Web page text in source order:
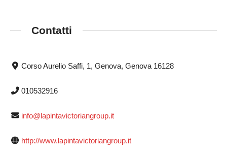
Contatti
Corso Aurelio Saffi, 1, Genova, Genova 16128
010532916
info@lapintavictoriangroup.it
http://www.lapintavictoriangroup.it